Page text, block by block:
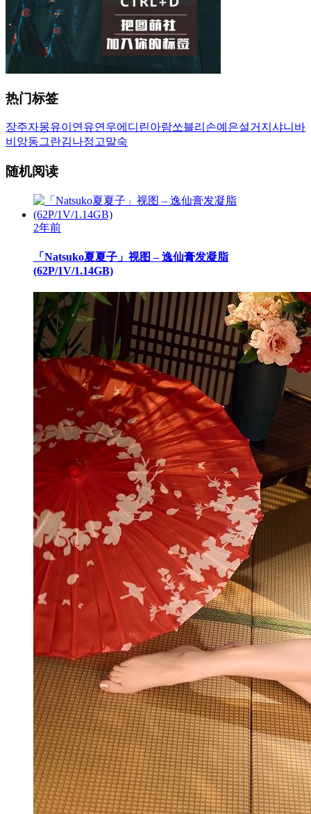
热门标签
장주자몽유이 연유연우에디린아람쏘블리 손예은설거지 샤니 바
비앙동그란김나정고말숙
随机阅读
2年前
「Natsuko夏夏子」视图 – 逸仙膏发凝脂
(62P/1V/1.14GB)